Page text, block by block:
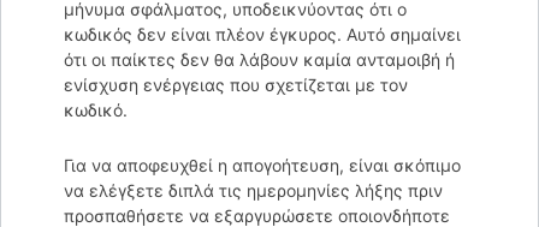
μήνυμα σφάλματος, υποδεικνύοντας ότι ο
κωδικός δεν είναι πλέον έγκυρος. Αυτό σημαίνει
ότι οι παίκτες δεν θα λάβουν καμία ανταμοιβή ή
ενίσχυση ενέργειας που σχετίζεται με τον
κωδικό.
Για να αποφευχθεί η απογοήτευση, είναι σκόπιμο
να ελέγξετε διπλά τις ημερομηνίες λήξης πριν
προσπαθήσετε να εξαργυρώσετε οποιονδήποτε